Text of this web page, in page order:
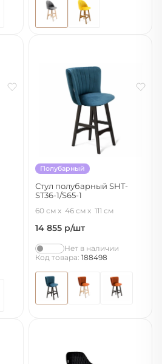
Полубарный
Стул полубарный SHT-
ST36-1/S65-1
60 см 46 см 111 см
14 855 р/шт
Нет в наличии
Код товара: 188498